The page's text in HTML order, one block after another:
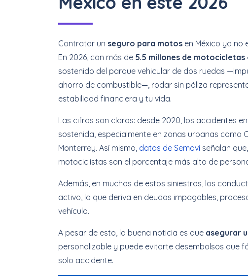
Contratar un seguro para motos en México ya no
En 2026, con más de 5.5 millones de motocicletas
sostenido del parque vehicular de dos ruedas
ahorro de combustible—, rodar sin póliza
estabilidad financiera y tu vida.
Las cifras son claras: desde 2020, los accidentes
sostenida, especialmente en zonas urbanas como
Monterrey. Así mismo, datos de Semovi señalan
motociclistas son el porcentaje más alto de
Además, en muchos de estos siniestros, los
activo, lo que deriva en deudas impagables,
vehículo.
A pesar de esto, la buena noticia es que asegurar
personalizable y puede evitarte desembolsos que
solo accidente.